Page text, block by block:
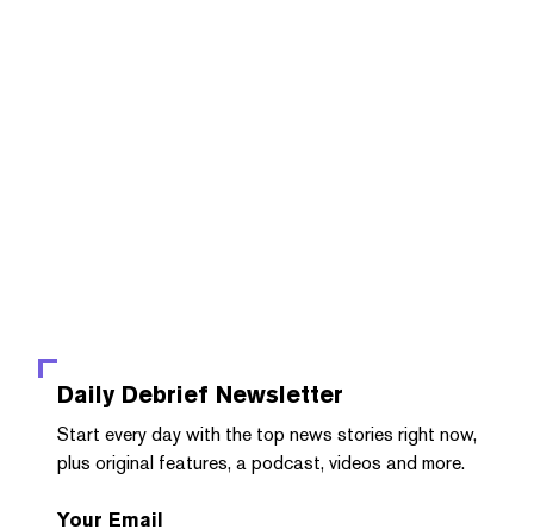
Daily Debrief Newsletter
Start every day with the top news stories right now,
plus original features, a podcast, videos and more.
Your Email